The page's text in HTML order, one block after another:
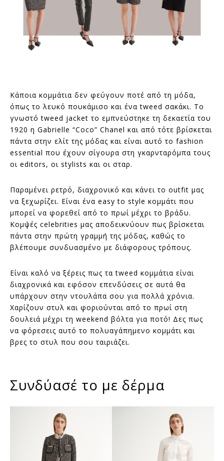
Κάποια κομμάτια δεν φεύγουν ποτέ από τη μόδα,
όπως το λευκό πουκάμισο και ένα tweed σακάκι. Το
γνωστό tweed jacket το εμπνεύστηκε τη δεκαετία του
1920 η Gabrielle “Coco” Chanel και από τότε βρίσκεται
πάντα στην ελίτ της μόδας και είναι αυτό το fashion
essential που έχουν σίγουρα στη γκαρνταρόμπα τους
οι editors, οι stylists και οι σταρ.
Παραμένει ρετρό, διαχρονικό και κάνει το outfit μας
να ξεχωρίζει. Είναι ένα easy to style κομμάτι που
μπορεί να φορεθεί από το πρωί μέχρι το βράδυ.
Κομψές celebrities μας αποδεικνύουν πως βρίσκεται
πάντα στην πρώτη γραμμή της μόδας, καθώς το
βλέπουμε συνδυασμένο με διάφορους τρόπους.
Είναι καλό να ξέρεις πως τα tweed κομμάτια είναι
διαχρονικά και εφόσον επενδύσεις σε αυτά θα
υπάρχουν στην ντουλάπα σου για πολλά χρόνια.
Χαρίζουν στυλ και φοριούνται από το πρωί στη
δουλειά μέχρι τη weekend βόλτα για ποτό! Δες πως
να φόρεσεις αυτό το πολυαγάπημενο κομμάτι και
βρες το στυλ που σου ταιριάζει.
Συνδύασέ το με δέρμα